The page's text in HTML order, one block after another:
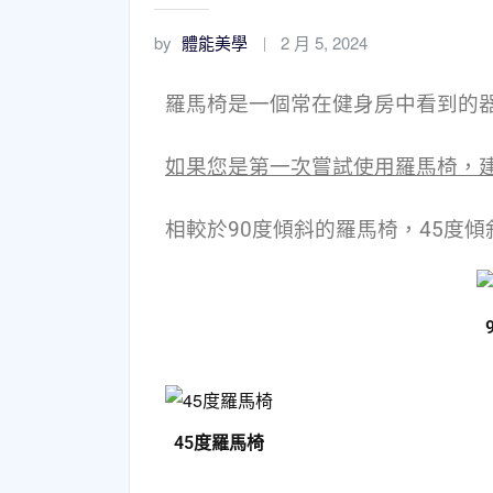
by 體能美學 2 月 5, 2024
羅馬椅是一個常在健身房中看到的
如果您是第一次嘗試使用羅馬椅，
相較於90度傾斜的羅馬椅，45度
45度羅馬椅